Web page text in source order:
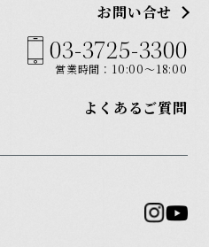
お問い合せ
03-3725-3300
営業時間：10:00〜18:00
よくあるご質問